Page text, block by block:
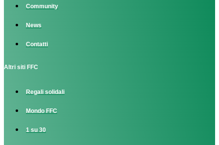
Community
News
Contatti
Altri siti FFC
Regali solidali
Mondo FFC
1 su 30